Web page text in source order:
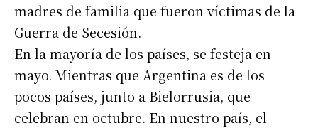
madres de familia que fueron víctimas de la
Guerra de Secesión.
En la mayoría de los países, se festeja en
mayo. Mientras que Argentina es de los
pocos países, junto a Bielorrusia, que
celebran en octubre. En nuestro país, el